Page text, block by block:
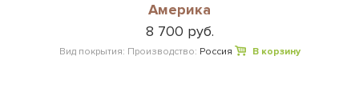
Америка
8 700 руб.
Вид покрытия: Производство: Россия В корзину